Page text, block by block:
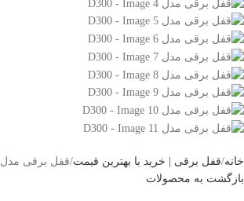
خانه قفل برقی | خرید با بهترین قیمت قفل برقی مدل D300
بازگشت به محصولات